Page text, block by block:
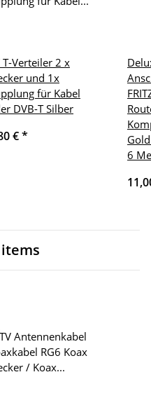
T-Verteiler 2 x
und 1x
für Kabel
DVB-T Silber
€*
6